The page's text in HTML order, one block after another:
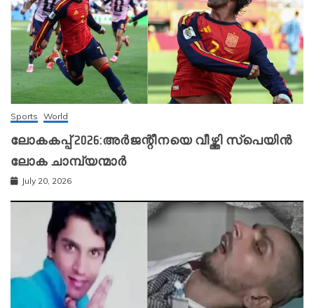
Sports World
ലോകകപ്പ് 2026:അർജന്റീനയെ വീഴ്ത്തി സ്‌പെയിൻ
ലോക ചാമ്പ്യന്മാർ
July 20, 2026